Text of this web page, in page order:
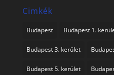
Cimkék
Budapest Budapest 1.
Budapest 3. kerület
Budapest 5. kerület